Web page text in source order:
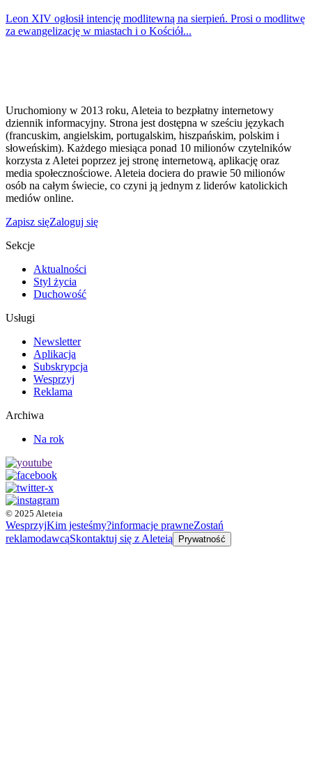
Leon XIV ogłosił intencję modlitewną na sierpień. Prosi o modlitwę
za ewangelizację w miastach i o Kościół...
Uruchomiony w 2013 roku, Aleteia to bezpłatny internetowy
dziennik informacyjny. Strona jest dostępna w sześciu językach
(francuskim, angielskim, portugalskim, hiszpańskim, polskim i
słoweńskim). Każdego miesiąca ponad 10 milionów czytelników
korzysta z Aletei poprzez jej stronę internetową, aplikację oraz
media społecznościowe. Aleteia dociera do prawie 50 milionów
osób na całym świecie, co czyni ją jednym z liderów katolickich
mediów online.
Zapisz sięZaloguj się
Sekcje
Aktualności
Styl życia
Duchowość
Usługi
Newsletter
Aplikacja
Subskrypcja
Wesprzyj
Reklama
Archiwa
Na rok
© 2025 Aleteia
WesprzyjKim jesteśmy?informacje prawneZostań
reklamodawcąSkontaktuj się z Aleteią Prywatność